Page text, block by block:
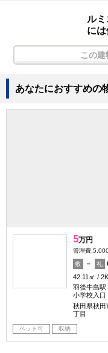
ルミ
に
この
あなたにおすすめの
5万円
管理費
敷 － 礼
42.11㎡
2K
羽後牛島駅
小学校入口
秋田県秋田
丁目
ペット可 収納